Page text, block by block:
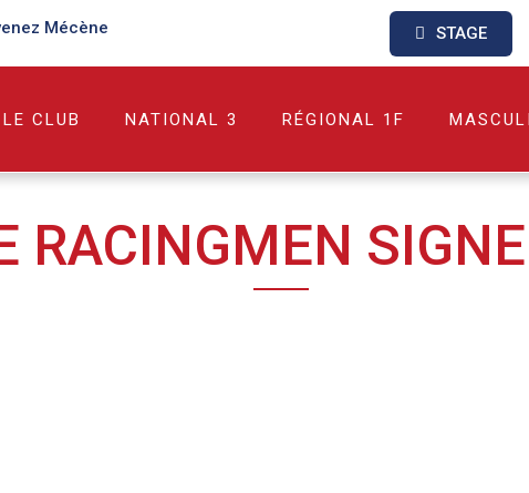
Mécène STAGE
LE CLUB NATIONAL 3 RÉGIONAL 1F
RACINGMEN